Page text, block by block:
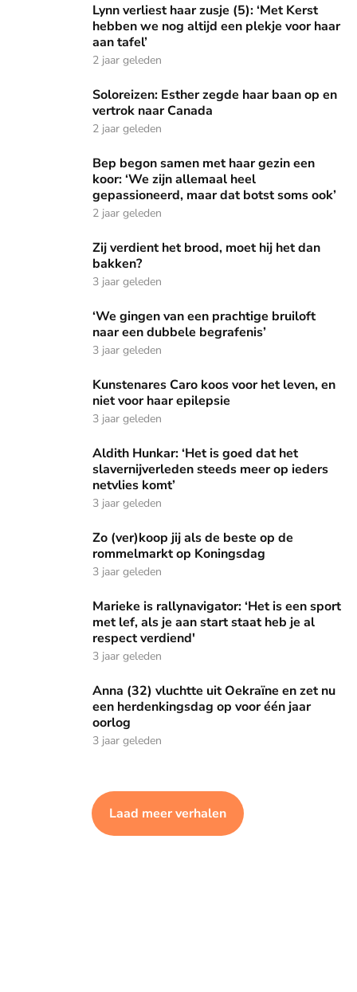
Lynn verliest haar zusje (5): ‘Met Kerst hebben we nog
Lynn verliest haar zusje (5): ‘Met Kerst
hebben we nog altijd een plekje voor haar
aan tafel’
2 jaar geleden
Soloreizen: Esther zegde haar baan op en vertrok naar
Soloreizen: Esther zegde haar baan op en
vertrok naar Canada
2 jaar geleden
Bep begon samen met haar gezin een koor: ‘We zijn
Bep begon samen met haar gezin een
koor: ‘We zijn allemaal heel
gepassioneerd, maar dat botst soms ook’
2 jaar geleden
Zij verdient het brood, moet hij het dan bakken?
Zij verdient het brood, moet hij het dan
bakken?
3 jaar geleden
‘We gingen van een prachtige bruiloft naar een dubbele
‘We gingen van een prachtige bruiloft
naar een dubbele begrafenis’
3 jaar geleden
Kunstenares Caro koos voor het leven, en niet voor haar
Kunstenares Caro koos voor het leven, en
niet voor haar epilepsie
3 jaar geleden
Aldith Hunkar: ‘Het is goed dat het slavernijverleden
Aldith Hunkar: ‘Het is goed dat het
slavernijverleden steeds meer op ieders
netvlies komt’
3 jaar geleden
Zo (ver)koop jij als de beste op de rommelmarkt op
Zo (ver)koop jij als de beste op de
rommelmarkt op Koningsdag
3 jaar geleden
Marieke is rallynavigator: ‘Het is een sport met lef, als je
Marieke is rallynavigator: ‘Het is een sport
met lef, als je aan start staat heb je al
respect verdiend'
3 jaar geleden
Anna (32) vluchtte uit Oekraïne en zet nu een
Anna (32) vluchtte uit Oekraïne en zet nu
een herdenkingsdag op voor één jaar
oorlog
3 jaar geleden
Laad meer verhalen